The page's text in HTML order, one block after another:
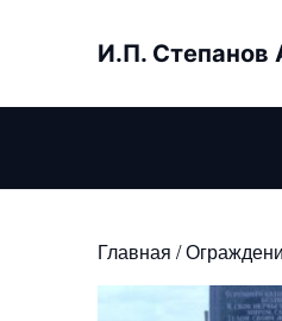
И.П. Степанов
Главная /